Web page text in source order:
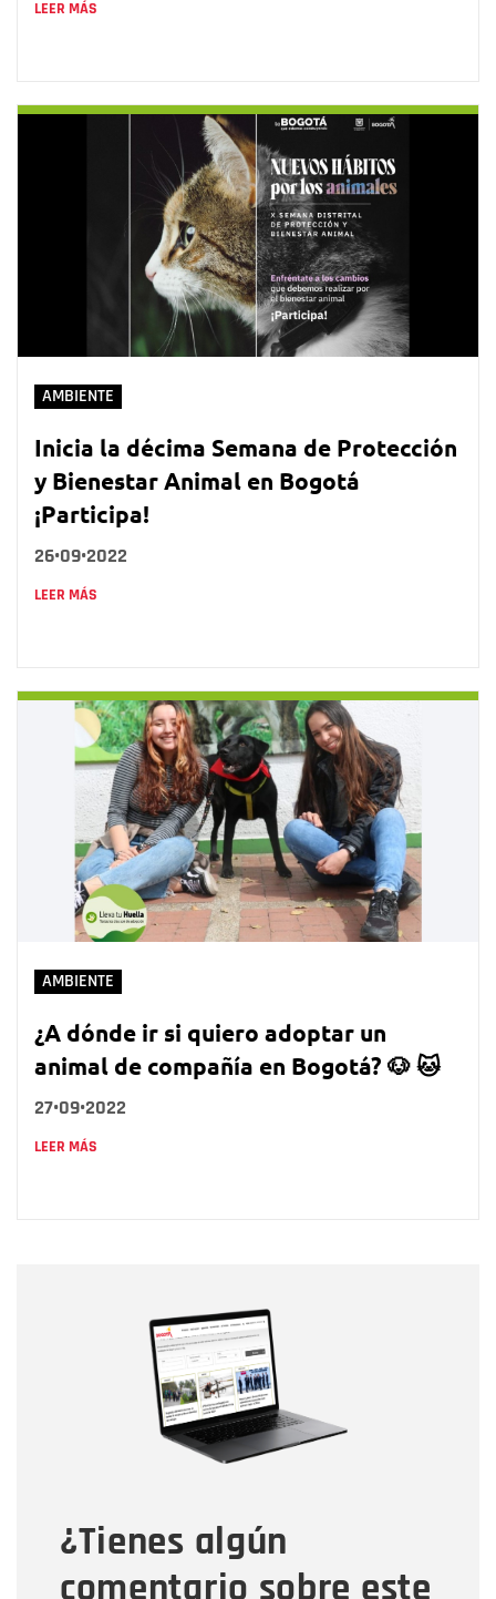
LEER MÁS
AMBIENTE
Inicia la décima Semana de Protección
y Bienestar Animal en Bogotá
¡Participa!
26•09•2022
LEER MÁS
AMBIENTE
¿A dónde ir si quiero adoptar un
animal de compañía en Bogotá? 🐶 🐱
27•09•2022
LEER MÁS
¿Tienes algún
comentario sobre este
Correo electrónico
Tipo de comentario
Mensaje